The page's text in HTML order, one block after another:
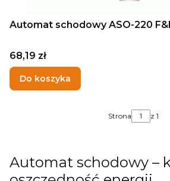
Automat schodowy ASO-220
Cena
68,19 zł
Do koszyka
Strona z 1
Automat schodowy –